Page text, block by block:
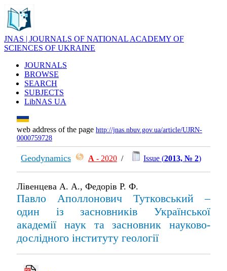
JNAS | JOURNALS OF NATIONAL ACADEMY OF
SCIENCES OF UKRAINE
JOURNALS
BROWSE
SEARCH
SUBJECTS
LibNAS UA
web address of the page http://jnas.nbuv.gov.ua/article/UJRN-
0000759728
Geodynamics А - 2020 / Issue (2013, № 2)
Лівенцева А. А., Федорів Р. Ф.
Павло Аполлонович Тутковський –
один із засновників Української
академії наук та засновник науково-
дослідного інституту геології